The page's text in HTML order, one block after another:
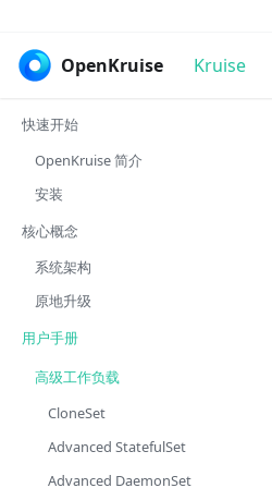
OpenKruise Kruise
快速开始
OpenKruise 简介
安装
核心概念
系统架构
原地升级
用户手册
高级工作负载
CloneSet
Advanced StatefulSet
Advanced DaemonSet